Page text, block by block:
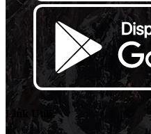
Link Utili